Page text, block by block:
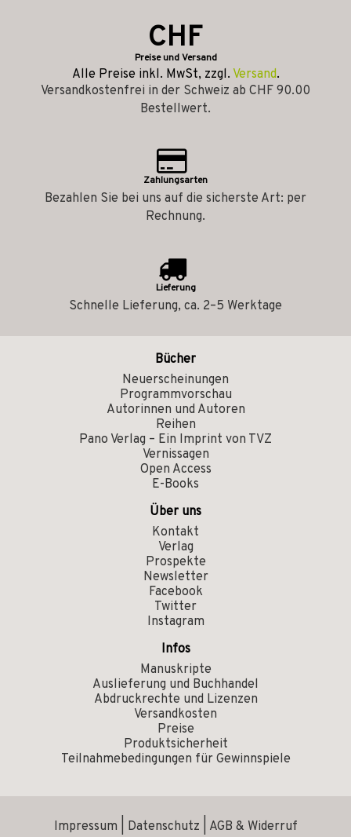
CHF
Preise und Versand
Alle Preise inkl. MwSt, zzgl. Versand.
Versandkostenfrei in der Schweiz ab CHF 90.00
Bestellwert.
Zahlungsarten
Bezahlen Sie bei uns auf die sicherste Art: per
Rechnung.
Lieferung
Schnelle Lieferung, ca. 2–5 Werktage
Bücher
Neuerscheinungen
Programmvorschau
Autorinnen und Autoren
Reihen
Pano Verlag – Ein Imprint von TVZ
Vernissagen
Open Access
E-Books
Über uns
Kontakt
Verlag
Prospekte
Newsletter
Facebook
Twitter
Instagram
Infos
Manuskripte
Auslieferung und Buchhandel
Abdruckrechte und Lizenzen
Versandkosten
Preise
Produktsicherheit
Teilnahmebedingungen für Gewinnspiele
Impressum Datenschutz AGB & Widerruf